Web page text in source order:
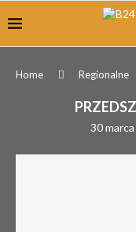
Home Regionalne
30